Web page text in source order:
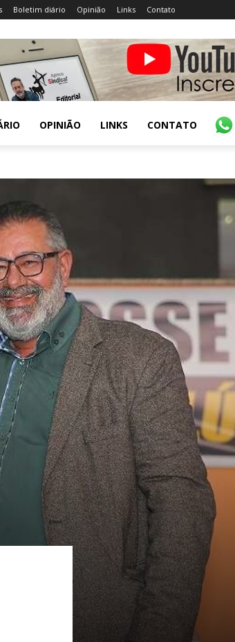
Boletim diário Opinião Links Contato
OPINIÃO LINKS CONTATO